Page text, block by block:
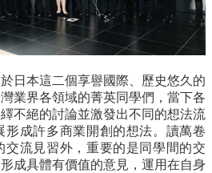
日本這二個享譽國際、歷史悠久的
業界各領域的菁英同學們，當下各
不絕的討論並激發出不同的想法流
形成許多商業開創的想法。讀萬卷
交流見習外，重要的是同學間的交
成具體有價值的意見，運用在自身